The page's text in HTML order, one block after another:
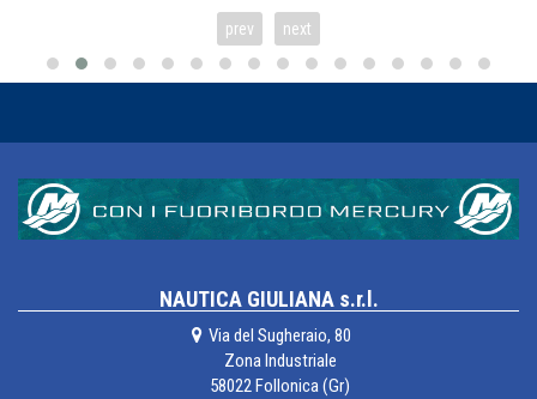
prev next
NAUTICA GIULIANA s.r.l.
Via del Sugheraio, 80
Zona Industriale
58022 Follonica (Gr)